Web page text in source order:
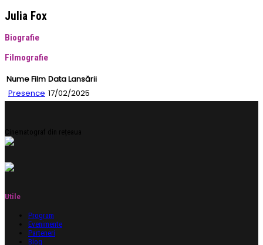
Julia Fox
Biografie
Filmografie
Nume Film Data Lansării
Presence 17/02/2025
Cinematograf din rețeaua
Utile
Program
Evenimente
Parteneri
Blog